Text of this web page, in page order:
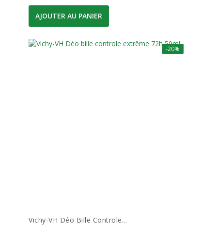
AJOUTER AU PANIER
-20%
Vichy-VH Déo Bille Controle...